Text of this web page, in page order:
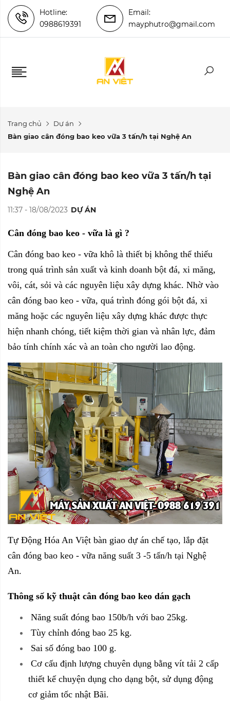
Hotline:
0988619391
Email:
mayphutro@gmail.com
Trang chủ
Dự án
Bàn giao cân đóng bao keo vữa 3 tấn/h tại Nghệ An
Bàn giao cân đóng bao keo vữa 3 tấn/h tại
Nghệ An
11:37 - 18/08/2023 DỰ ÁN
Cân đóng bao keo - vữa là gì ?
Cân đóng bao keo - vữa khô là thiết bị không thể thiếu
trong quá trình sản xuất và kinh doanh bột đá, xi măng,
vôi, cát, sỏi và các nguyên liệu xây dựng khác. Nhờ vào
cân đóng bao keo - vữa, quá trình đóng gói bột đá, xi
măng hoặc các nguyên liệu xây dựng khác được thực
hiện nhanh chóng, tiết kiệm thời gian và nhân lực, đảm
bảo tính chính xác và an toàn cho người lao động.
Tự Động Hóa An Việt bàn giao dự án chế tạo, lắp đặt
cân đóng bao keo - vữa năng suất 3 -5 tấn/h tại Nghệ
An.
Thông số kỹ thuật cân đóng bao keo dán gạch
Năng suất đóng bao 150b/h với bao 25kg.
Tùy chỉnh đóng bao 25 kg.
Sai số đóng bao 100 g.
Cơ cấu định lượng chuyên dụng bằng vít tải 2 cấp
thiết kế chuyện dụng cho dạng bột, sử dụng động
cơ giảm tốc nhật Bãi.